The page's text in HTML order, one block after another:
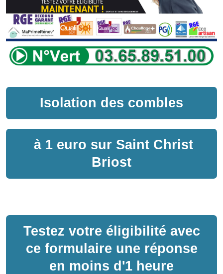
Isolation des combles
à 1 euro sur Saint Christ
Briost
Testez votre éligibilité avec
ce formulaire une réponse
en moins d'1 heure